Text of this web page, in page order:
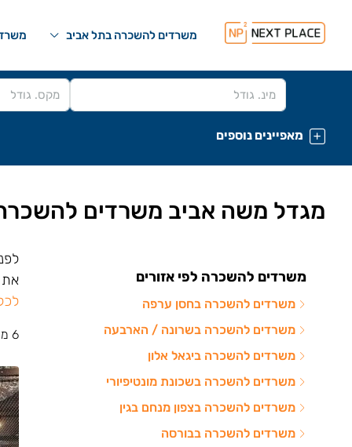
משרדים להשכרה בתל אביב
מאפיינים נוספים
מגדל משה אביב משרדים
את
6 משרדים
משרדים להשכרה לפי אזורים
משרדים להשכרה בחסן ערפה
משרדים להשכרה בשרונה / הארבעה
משרדים להשכרה ביגאל אלון
משרדים להשכרה בשכונת מונטיפיורי
משרדים להשכרה בצפון מנחם בגין
משרדים להשכרה בבורסה